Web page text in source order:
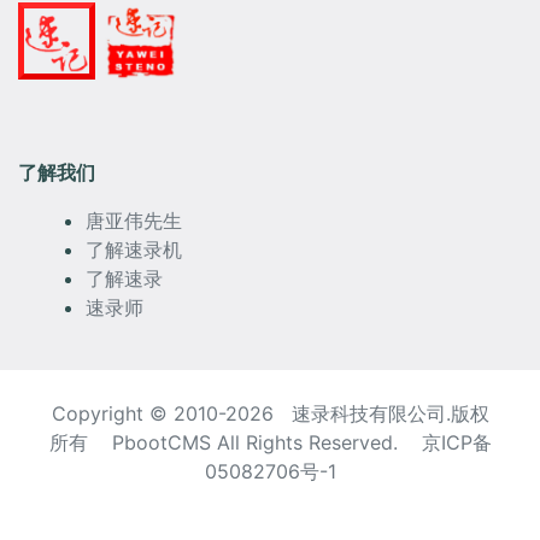
了解我们
唐亚伟先生
了解速录机
了解速录
速录师
Copyright © 2010-2026 速录科技有限公司.版权
所有 PbootCMS All Rights Reserved. 京ICP备
05082706号-1